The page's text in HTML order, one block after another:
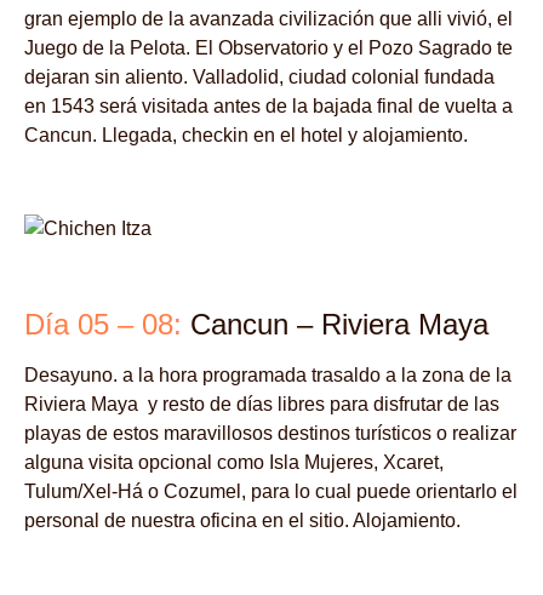
gran ejemplo de la avanzada civilización que alli vivió, el
Juego de la Pelota. El Observatorio y el Pozo Sagrado te
dejaran sin aliento. Valladolid, ciudad colonial fundada
en 1543 será visitada antes de la bajada final de vuelta a
Cancun. Llegada, checkin en el hotel y alojamiento.
Día 05 – 08: Cancun – Riviera Maya
Desayuno. a la hora programada trasaldo a la zona de la
Riviera Maya y resto de días libres para disfrutar de las
playas de estos maravillosos destinos turísticos o realizar
alguna visita opcional como Isla Mujeres, Xcaret,
Tulum/Xel-Há o Cozumel, para lo cual puede orientarlo el
personal de nuestra oficina en el sitio. Alojamiento.